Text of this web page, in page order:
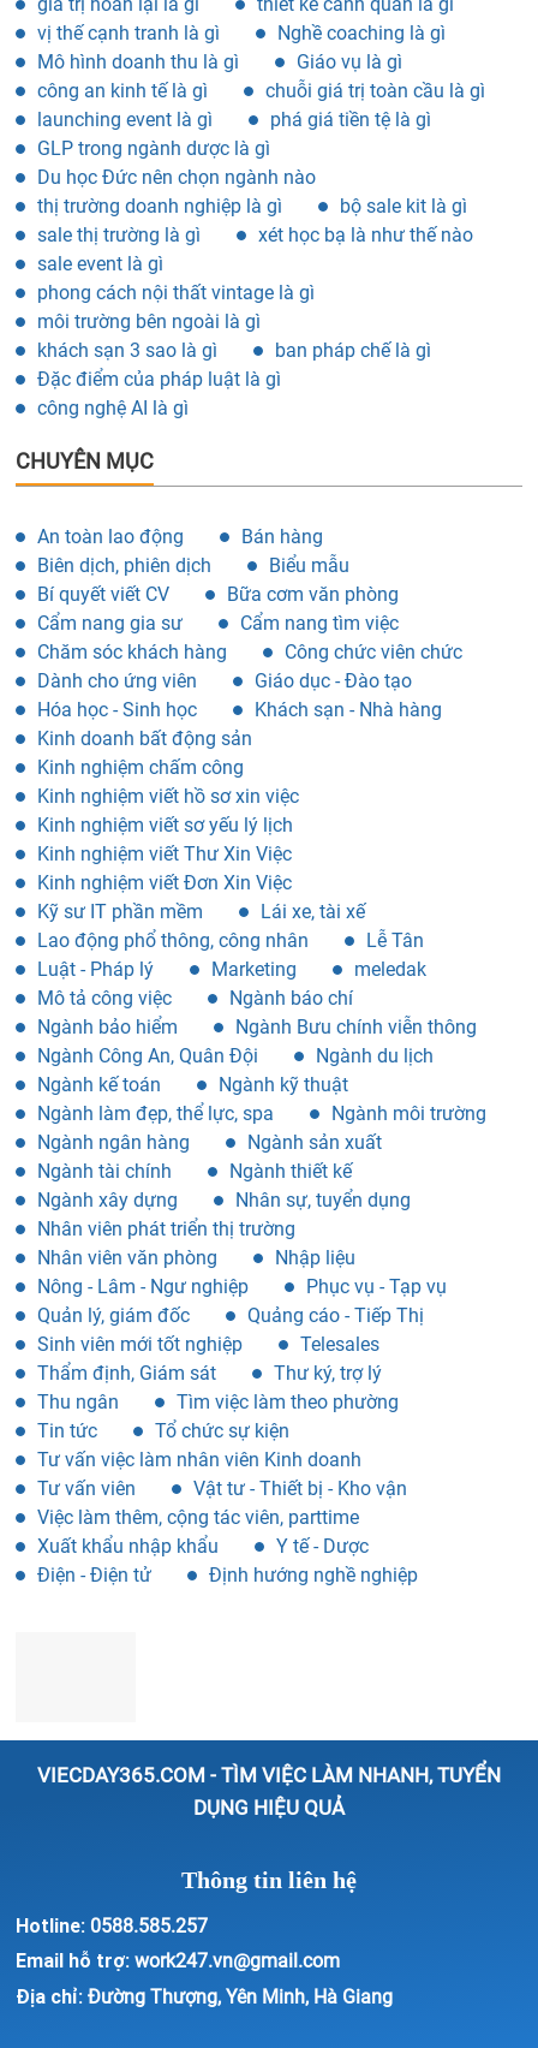
vị thế cạnh tranh là gì
Nghề coaching là gì
Mô hình doanh thu là gì
Giáo vụ là gì
công an kinh tế là gì
chuỗi giá trị toàn cầu là gì
launching event là gì
phá giá tiền tệ là gì
GLP trong ngành dược là gì
Du học Đức nên chọn ngành nào
thị trường doanh nghiệp là gì
bộ sale kit là gì
sale thị trường là gì
xét học bạ là như thế nào
sale event là gì
phong cách nội thất vintage là gì
môi trường bên ngoài là gì
khách sạn 3 sao là gì
ban pháp chế là gì
Đặc điểm của pháp luật là gì
công nghệ AI là gì
CHUYÊN MỤC
An toàn lao động
Bán hàng
Biên dịch, phiên dịch
Biểu mẫu
Bí quyết viết CV
Bữa cơm văn phòng
Cẩm nang gia sư
Cẩm nang tìm việc
Chăm sóc khách hàng
Công chức viên chức
Dành cho ứng viên
Giáo dục - Đào tạo
Hóa học - Sinh học
Khách sạn - Nhà hàng
Kinh doanh bất động sản
Kinh nghiệm chấm công
Kinh nghiệm viết hồ sơ xin việc
Kinh nghiệm viết sơ yếu lý lịch
Kinh nghiệm viết Thư Xin Việc
Kinh nghiệm viết Đơn Xin Việc
Kỹ sư IT phần mềm
Lái xe, tài xế
Lao động phổ thông, công nhân
Lễ Tân
Luật - Pháp lý
Marketing
meledak
Mô tả công việc
Ngành báo chí
Ngành bảo hiểm
Ngành Bưu chính viễn thông
Ngành Công An, Quân Đội
Ngành du lịch
Ngành kế toán
Ngành kỹ thuật
Ngành làm đẹp, thể lực, spa
Ngành môi trường
Ngành ngân hàng
Ngành sản xuất
Ngành tài chính
Ngành thiết kế
Ngành xây dựng
Nhân sự, tuyển dụng
Nhân viên phát triển thị trường
Nhân viên văn phòng
Nhập liệu
Nông - Lâm - Ngư nghiệp
Phục vụ - Tạp vụ
Quản lý, giám đốc
Quảng cáo - Tiếp Thị
Sinh viên mới tốt nghiệp
Telesales
Thẩm định, Giám sát
Thư ký, trợ lý
Thu ngân
Tìm việc làm theo phường
Tin tức
Tổ chức sự kiện
Tư vấn việc làm nhân viên Kinh doanh
Tư vấn viên
Vật tư - Thiết bị - Kho vận
Việc làm thêm, cộng tác viên, parttime
Xuất khẩu nhập khẩu
Y tế - Dược
Điện - Điện tử
Định hướng nghề nghiệp
VIECDAY365.COM - TÌM VIỆC LÀM NHANH, TUYỂN
DỤNG HIỆU QUẢ
Email hỗ trợ:
Địa chỉ: